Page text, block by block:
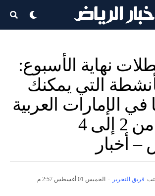
نهاية الأسبوع:
التي يمكنك
في الإمارات العربية
المتحدة من 2 إلى 4
أخبار
فريق التحرير - الخميس 01 أغسطس 2:57 م